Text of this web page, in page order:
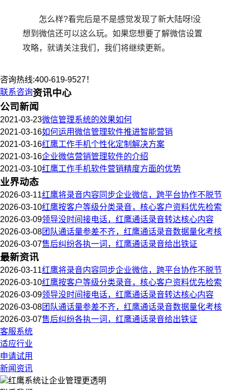
怎么样?看完后是不是感觉发现了新大陆呀!没
想到微信还可以这么玩。如果您想要了解微信设置
攻略，就请关注我们，我们将继续更新。
咨询热线:400-619-9527！
联系咨询资讯中心
公司新闻
2021-03-23微信管理系统的效果如何
2021-03-16如何运用微信管理软件推进智能营销
2021-03-16红鹰工作手机个性化定制解决方案
2021-03-16企业微信营销管理软件的介绍
2021-03-10红鹰工作手机软件营销精度方面的优势
业界动态
2026-03-11红鹰将录音内容同步企业微信，跨平台协作不脱节
2026-03-10红鹰按客户等级分类录音，核心客户资料优先检索
2026-03-09领导没时间接电话，红鹰通话录音转达核心内容
2026-03-08团队通话量参差不齐，红鹰通话录音数据量化考核
2026-03-07售后纠纷各执一词，红鹰通话录音给出铁证
最新资讯
2026-03-11红鹰将录音内容同步企业微信，跨平台协作不脱节
2026-03-10红鹰按客户等级分类录音，核心客户资料优先检索
2026-03-09领导没时间接电话，红鹰通话录音转达核心内容
2026-03-08团队通话量参差不齐，红鹰通话录音数据量化考核
2026-03-07售后纠纷各执一词，红鹰通话录音给出铁证
客服系统
适应行业
申请试用
新闻资讯
红鹰系统让企业管理更透明